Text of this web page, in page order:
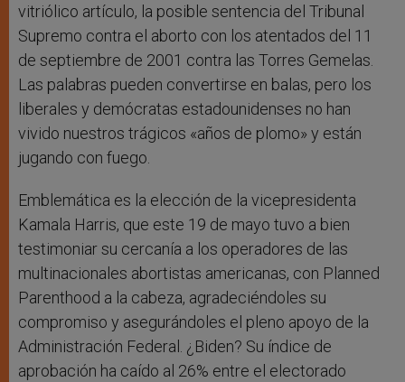
vitriólico artículo, la posible sentencia del Tribunal
Supremo contra el aborto con los atentados del 11
de septiembre de 2001 contra las Torres Gemelas.
Las palabras pueden convertirse en balas, pero los
liberales y demócratas estadounidenses no han
vivido nuestros trágicos «años de plomo» y están
jugando con fuego.
Emblemática es la elección de la vicepresidenta
Kamala Harris, que este 19 de mayo tuvo a bien
testimoniar su cercanía a los operadores de las
multinacionales abortistas americanas, con Planned
Parenthood a la cabeza, agradeciéndoles su
compromiso y asegurándoles el pleno apoyo de la
Administración Federal. ¿Biden? Su índice de
aprobación ha caído al 26% entre el electorado